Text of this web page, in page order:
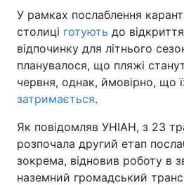
У рамках послаблення
столиці готують до
відпочинку для літнього
планувалося, що пляжі
червня, однак, ймовірно, що
затримається.
Як повідомляв УНІАН, з 23
розпочала другий етап
зокрема, відновив роботу в
наземний громадський